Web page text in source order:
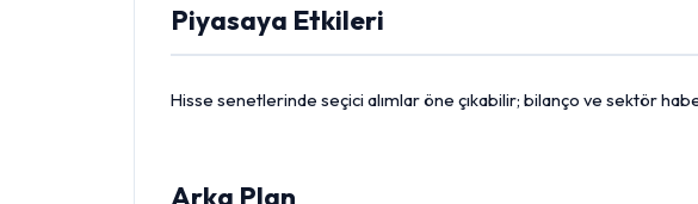
Piyasaya Etkileri
Hisse senetlerinde seçici alımlar öne çıkabilir; bilanço ve sektör
Arka Plan